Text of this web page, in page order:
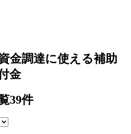
金調達に使える補助
金
39件